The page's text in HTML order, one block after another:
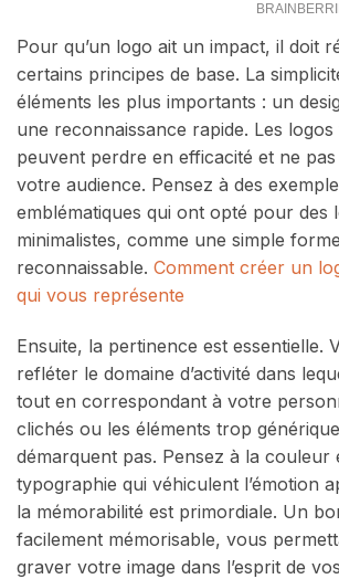
Pour qu’un logo ait un impact, il doit
certains principes de base. La
éléments les plus importants : un
une reconnaissance rapide. Les
peuvent perdre en efficacité et ne
votre audience. Pensez à des
emblématiques qui ont opté pour des
minimalistes, comme une simple
reconnaissable. Comment créer un
qui vous représente
Ensuite, la pertinence est essentielle.
refléter le domaine d’activité dans
tout en correspondant à votre
clichés ou les éléments trop
démarquent pas. Pensez à la couleur
typographie qui véhiculent l’émotion
la mémorabilité est primordiale. Un
facilement mémorisable, vous
graver votre image dans l’esprit de